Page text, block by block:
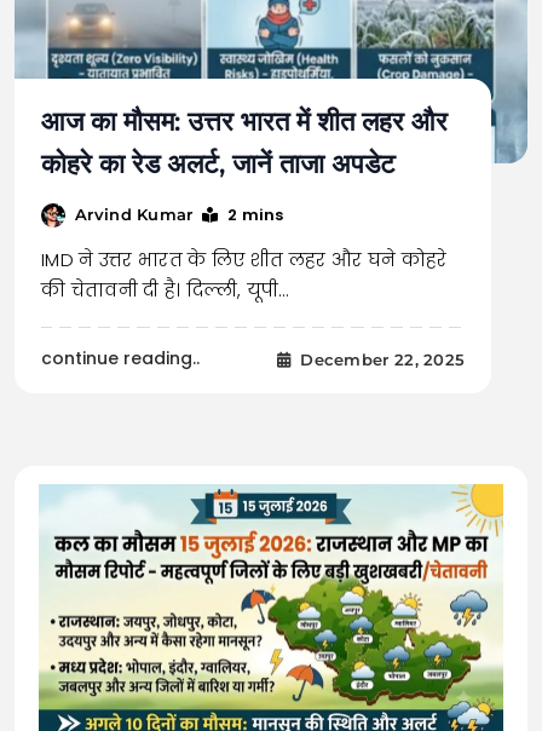
आज का मौसम: उत्तर भारत में शीत लहर और
कोहरे का रेड अलर्ट, जानें ताजा अपडेट
Arvind Kumar 2 mins
IMD ने उत्तर भारत के लिए शीत लहर और घने कोहरे
की चेतावनी दी है। दिल्ली, यूपी…
continue reading.. December 22, 2025